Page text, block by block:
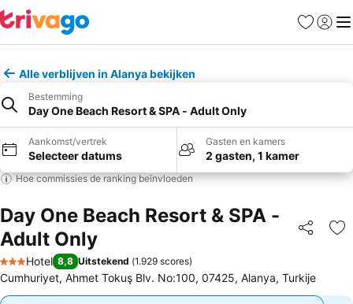
Favorieten
Alle verblijven in Alanya bekijken
Bestemming
Day One Beach Resort & SPA - Adult Only
Aankomst/vertrek
Selecteer datums
Gasten en kamers
2 gasten, 1 kamer
Hoe commissies de ranking beïnvloeden
Day One Beach Resort & SPA -
Adult Only
Delen
3 Sterren
Hotel 8,8 Uitstekend (1.929 scores)
Cumhuriyet, Ahmet Tokuş Blv. No:100, 07425, Alanya, Turkije